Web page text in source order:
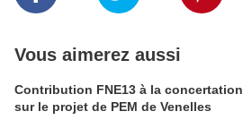
Vous aimerez aussi
Contribution FNE13 à la concertation
sur le projet de PEM de Venelles